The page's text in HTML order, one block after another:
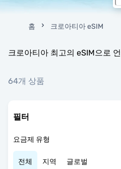
홈 크로아티아 eSIM
크로아티아 최고의 eSIM으로
64개 상품
필터
요금제 유형
전체 지역 글로벌